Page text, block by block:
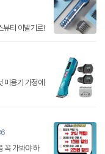
뷰티 이발기로!
가정에
꼭 가봐야 하